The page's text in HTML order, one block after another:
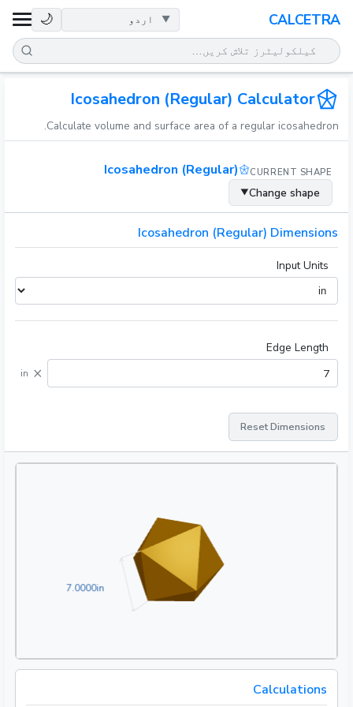
CALCETRA
🌙
ریاضی
تبدیلیاں
سائنس
روزمرہ
دیگر اوزار
Icosahedron (Regular) Calculator
Calculate volume and surface area of a regular icosahedron.
CURRENT SHAPE
Icosahedron (Regular)
Change shape
▼
Icosahedron (Regular) Dimensions
Input Units
Edge Length
×
in
Reset Dimensions
7.0000in
7.0000in
Calculations